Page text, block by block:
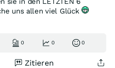
uns allen viel Glück
0 0 0
Zitieren